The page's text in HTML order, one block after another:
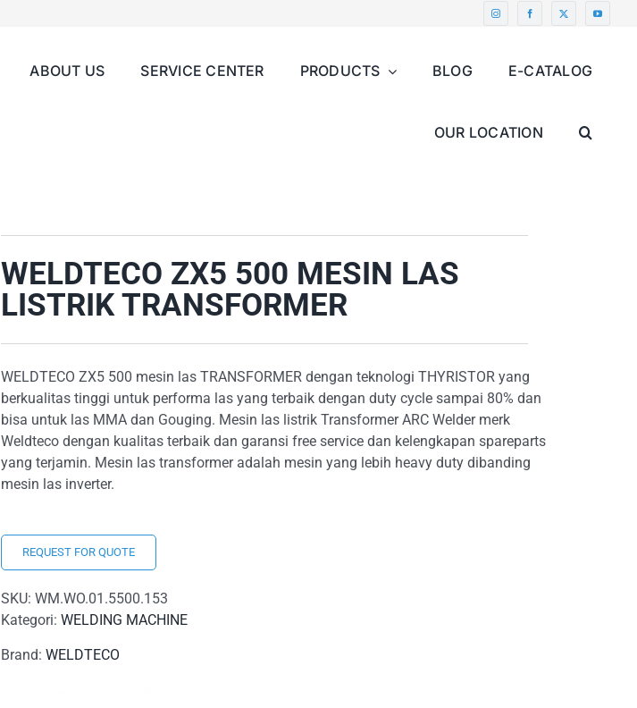
ABOUT US SERVICE CENTER PRODUCTS BLOG E-CATALOG
OUR LOCATION
WELDTECO ZX5 500 MESIN LAS
LISTRIK TRANSFORMER
WELDTECO ZX5 500 mesin las TRANSFORMER dengan teknologi THYRISTOR yang
berkualitas tinggi untuk performa las yang terbaik dengan duty cycle sampai 80% dan
bisa untuk las MMA dan Gouging. Mesin las listrik Transformer ARC Welder merk
Weldteco dengan kualitas terbaik dan garansi free service dan kelengkapan spareparts
yang terjamin. Mesin las transformer adalah mesin yang lebih heavy duty dibanding
mesin las inverter.
REQUEST FOR QUOTE
SKU: WM.WO.01.5500.153
Kategori: WELDING MACHINE
Brand: WELDTECO